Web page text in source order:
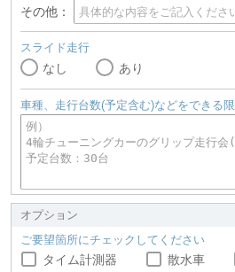
その他：
スライド走行
なし あり
車種、走行台数(予定含む)などをできる
オプション
ご要望箇所にチェックしてください
タイム計測器 散水車